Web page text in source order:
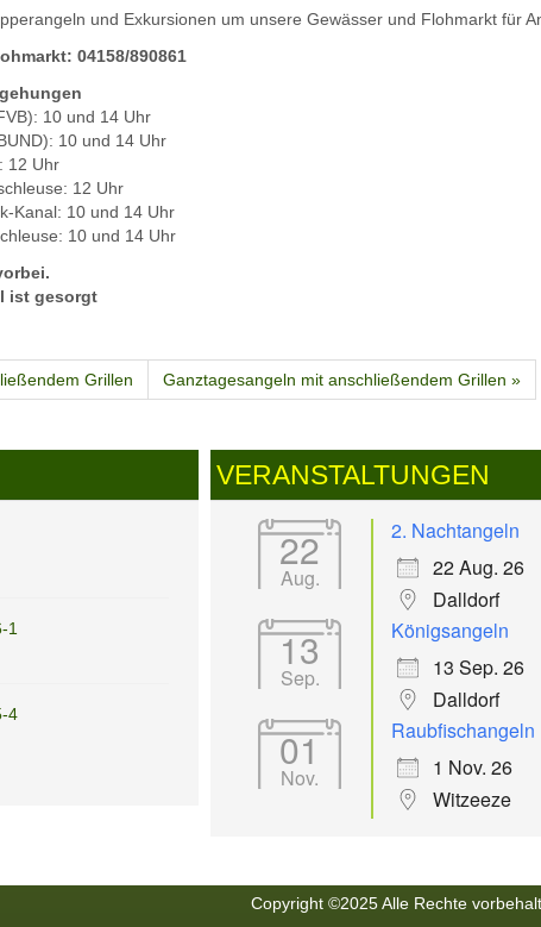
und Exkursionen um unsere Gewässer und Flohmarkt für
04158/890861
10 und 14 Uhr
10 und 14 Uhr
12 Uhr
12 Uhr
Kanal: 10 und 14 Uhr
10 und 14 Uhr
ist gesorgt
Grillen Ganztagesangeln mit anschließendem Grillen »
1
4
VERANSTALTUNGEN
22
Aug.
2. Nachtangeln
22 Aug. 26
Dalldorf
13
Sep.
Königsangeln
13 Sep. 26
Dalldorf
01
Nov.
Raubfischangeln
1 Nov. 26
Witzeeze
Copyright ©2025 Alle Rechte